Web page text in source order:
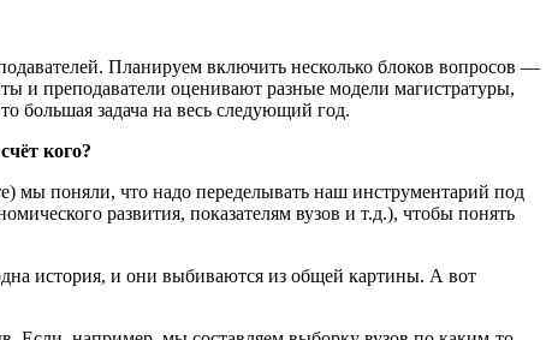
Планируем включить несколько блоков вопросов —
и преподаватели оценивают разные модели магистратуры,
большая задача на весь следующий год.
кого?
мы поняли, что надо переделывать наш инструментарий под
развития, показателям вузов и т.д.), чтобы понять
история, и они выбиваются из общей картины. А вот